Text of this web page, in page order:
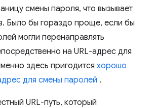
смены пароля, что вызывает
Было бы гораздо проще, если бы
могли перенаправлять
на URL-адрес для
здесь пригодится хорошо
для смены паролей .
URL-путь, который